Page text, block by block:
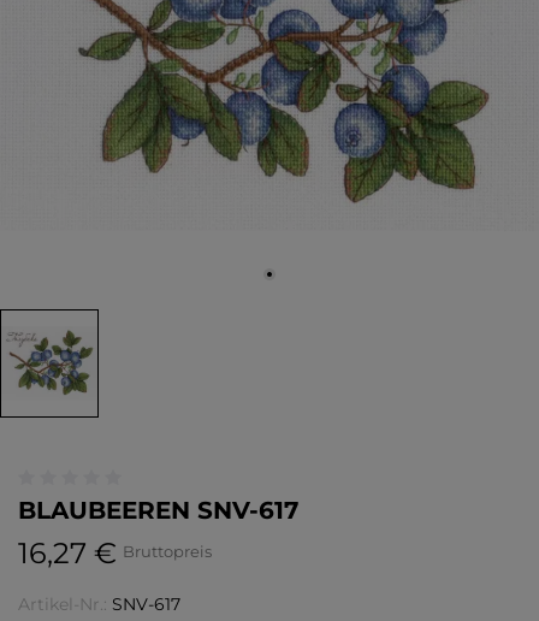
BLAUBEEREN SNV-617
16,27 € Bruttopreis
Artikel-Nr.: SNV-617